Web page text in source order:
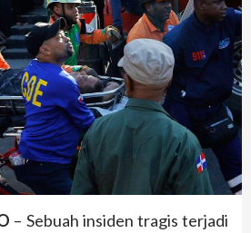
– Sebuah insiden tragis terjadi